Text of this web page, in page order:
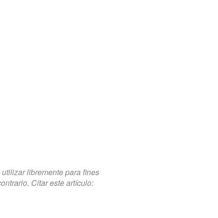
libremente para fines
Citar este artículo: